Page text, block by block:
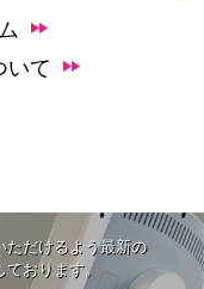
いて
ただけるよう最新の
おります。